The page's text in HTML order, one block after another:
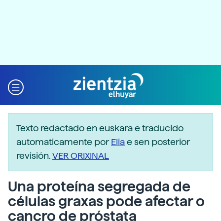
Texto redactado en euskara e traducido
automaticamente porEliae sen posterior
revisión.VER ORIXINAL
Una proteína segregada de
células graxas pode afectar o
cancro de próstata